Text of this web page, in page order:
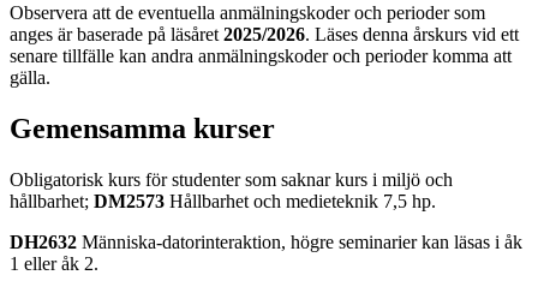
Observera att de eventuella anmälningskoder och perioder som
anges är baserade på läsåret 2025/2026. Läses denna årskurs vid ett
senare tillfälle kan andra anmälningskoder och perioder komma att
gälla.
Gemensamma kurser
Obligatorisk kurs för studenter som saknar kurs i miljö och
hållbarhet; DM2573 Hållbarhet och medieteknik 7,5 hp.
DH2632 Människa-datorinteraktion, högre seminarier kan läsas i åk
1 eller åk 2.